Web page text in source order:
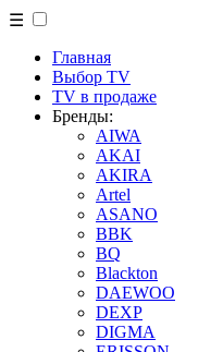
☰
Главная
Выбор TV
TV в продаже
Бренды:
AIWA
AKAI
AKIRA
Artel
ASANO
BBK
BQ
Blackton
DAEWOO
DEXP
DIGMA